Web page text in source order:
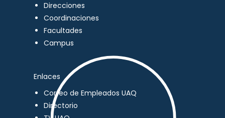
Direcciones
Coordinaciones
Facultades
Campus
Enlaces
Correo de Empleados UAQ
Directorio